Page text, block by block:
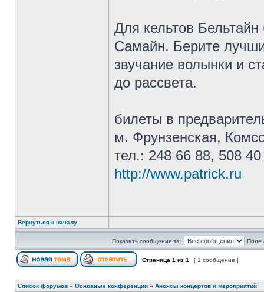
Для кельтов
Самайн. Берите
звучание волынки и
до рассвета.
билеты в
м. Фрунзенская,
тел.: 248 66 88, 508
http://www.patrick.ru
Вернуться к началу
Показать сообщения за: Поле
Страница 1 из 1 [ 1 сообщение ]
Список форумов » Основные конференции » Анонсы концертов и мероприятий